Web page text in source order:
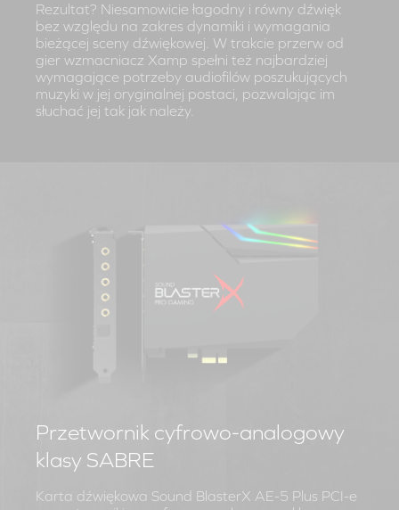
Rezultat? Niesamowicie łagodny i równy dźwięk
bez względu na zakres dynamiki i wymagania
bieżącej sceny dźwiękowej. W trakcie przerw od
gier wzmacniacz Xamp spełni też najbardziej
wymagające potrzeby audiofilów poszukujących
muzyki w jej oryginalnej postaci, pozwalając im
słuchać jej tak jak należy.
Przetwornik cyfrowo-analogowy
klasy SABRE
Karta dźwiękowa Sound BlasterX AE-5 Plus PCI-e